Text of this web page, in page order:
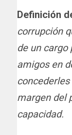
Definición
corrupción
de un
amigos en
margen del
capacidad.